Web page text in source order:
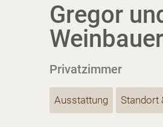
Gregor
Privatzimmer
Ausstattung Standort